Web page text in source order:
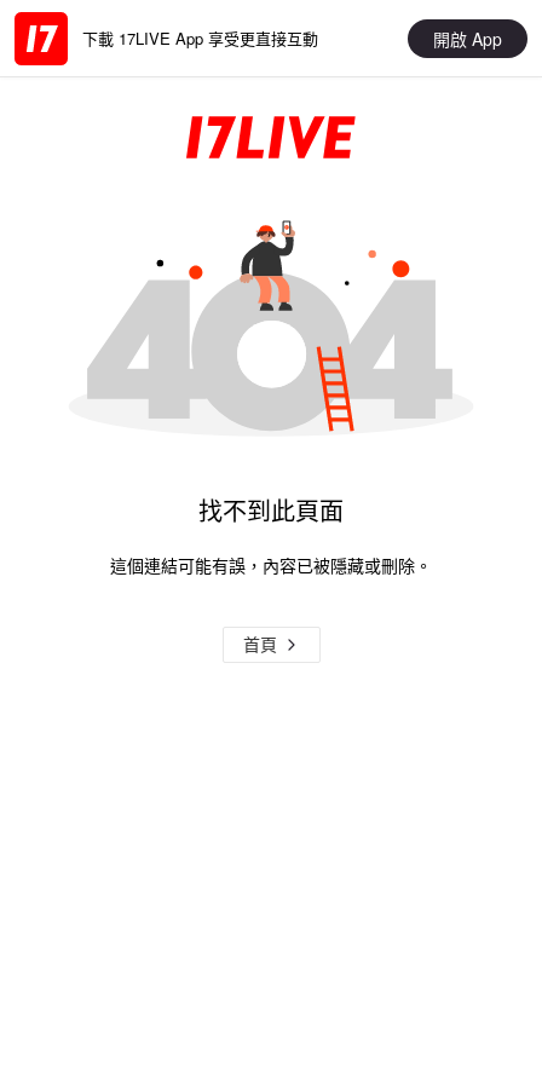
下載 17LIVE App 享受更直接互動 開啟 App
找不到此頁面
這個連結可能有誤，內容已被隱藏或刪除。
首頁